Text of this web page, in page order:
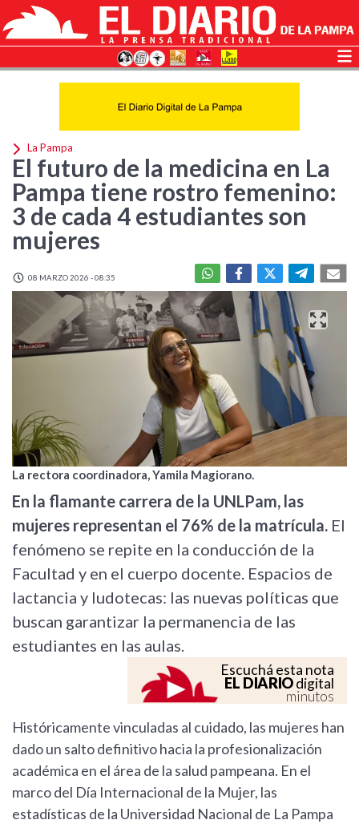
La Pampa
El futuro de la medicina en La
Pampa tiene rostro femenino:
3 de cada 4 estudiantes son
mujeres
08 MARZO 2026 - 08:35
La rectora coordinadora, Yamila Magiorano.
En la flamante carrera de la UNLPam, las
mujeres representan el 76% de la matrícula. El
fenómeno se repite en la conducción de la
Facultad y en el cuerpo docente. Espacios de
lactancia y ludotecas: las nuevas políticas que
buscan garantizar la permanencia de las
estudiantes en las aulas.
Escuchá esta nota
EL DIARIOdigital
minutos
Históricamente vinculadas al cuidado, las mujeres han
dado un salto definitivo hacia la profesionalización
académica en el área de la salud pampeana. En el
marco del Día Internacional de la Mujer, las
estadísticas de la Universidad Nacional de La Pampa